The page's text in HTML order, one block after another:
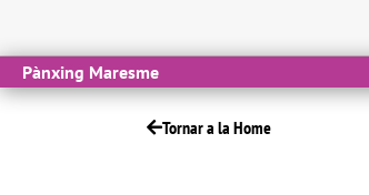
Pànxing Maresme
Tornar a la Home